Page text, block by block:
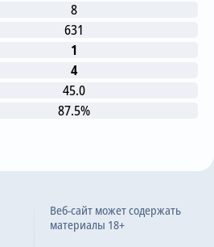
8
631
1
4
45.0
87.5%
Веб-сайт может содержать
материалы 18+